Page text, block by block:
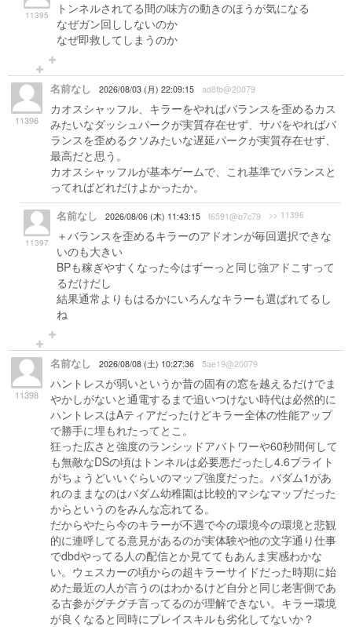
11395
トンネルされてる間の味方の動きのほうが気になる
なぜガン回ししないのか
なぜ即救してしまうのか
11396
名前なし 2026/08/03 (月) 22:09:15 ad8fb@20079
カオスシャッフル、キラーをやればバランスを歪めるカス
みたいなダッシュパークが実質存在せず、サバをやればバ
ランスを歪めるクソみたいな遅延パークが実質存在せず、
最高だと思う。
カオスシャッフルが基本ゲームで、これ基準でバランスと
ってればどれだけよかったか。
11397
名前なし 2026/08/06 (木) 11:43:15 f6591@b7c79 >> 11396
＋バランスを歪めるキラーのアドオンが毎回選択できな
いのも大きい
BPも稼ぎやすくなった今はずーっと同じ強アドこすって
るだけだし
結果通常よりもはるかにいろんなキラーも選ばれてるし
ね
11398
名前なし 2026/08/08 (土) 10:27:36 5ae19@20079
ハントレスが弱いというか昔の固有の窓を越えるだけでま
やかしがないと通電するまで追いつけない時代は必然的に
ハントレスはAティアだったけどキラー全体の性能アップ
で勝手に埋もれたってとこ。
狂った広さと強度のランシッドアバトワーや60秒間何して
も無敵なDSの頃はトンネルは必要悪だったし4.6ブライト
がちょうどいいぐらいのマップ強度だった。バダム1があ
れのままなのはバダム幼稚園は比較的マシなマップだった
からというのをみんな忘れてる。
だからやたら今のキラーが不遇で今の環境今の環境と悲観
的に連呼してる意見があるのが実体験や他の文字通り仕事
でdbdやってる人の配信とか見ててもあんま実感わかな
い。ウェスカーの頃からの超キラーサイドだった時期に始
めた最近の人が言うのはわかるけど自分と同じ老害側であ
る古参がグチグチ言ってるのが理解できない。キラー環境
が良くなると同時にプレイスキルも劣化してないか？